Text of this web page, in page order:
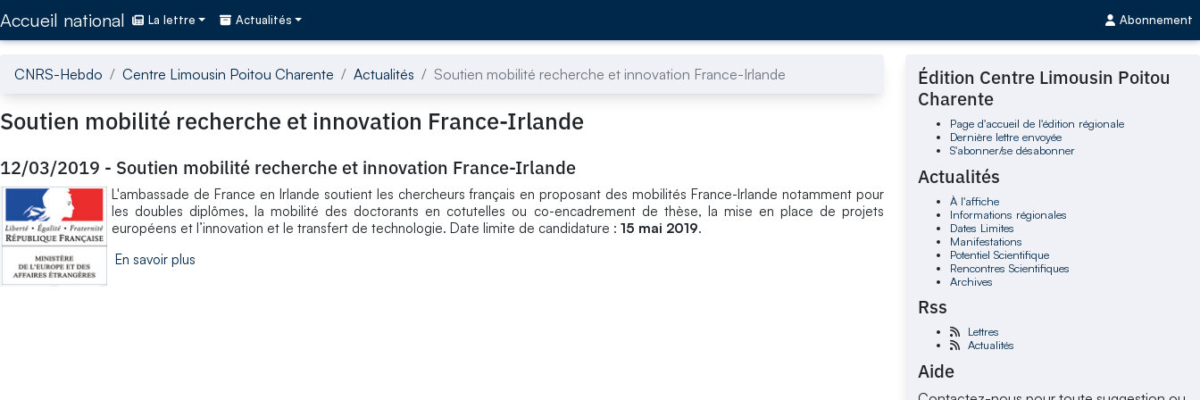
Accueil national La lettre Actualités Abonnement
CNRS-Hebdo Centre Limousin Poitou Charente Actualités Soutien mobilité recherche et innovation France-Irlande
Soutien mobilité recherche et innovation France-Irlande
12/03/2019 - Soutien mobilité recherche et innovation France-Irlande
L'ambassade de France en Irlande soutient les chercheurs français en proposant des mobilités France-Irlande notamment pour
les doubles diplômes, la mobilité des doctorants en cotutelles ou co-encadrement de thèse, la mise en place de projets
européens et l’innovation et le transfert de technologie. Date limite de candidature : 15 mai 2019.
En savoir plus
Édition Centre Limousin Poitou
Charente
Page d'accueil de l'édition régionale
Dernière lettre envoyée
S'abonner/se désabonner
Actualités
À l'affiche
Informations régionales
Dates Limites
Manifestations
Potentiel Scientifique
Rencontres Scientifiques
Archives
Rss
Lettres
Actualités
Aide